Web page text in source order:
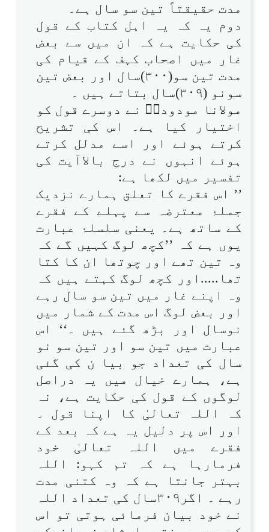
مدت حقیقتاً تین سو سال ہے۔
دوم یہ کہ یہ اہل کتاب کے قول
کی حکایت ہے کہ ان میں سے بعض
غار میں اصحاب کہف کے قیام کی
مدت تین سو(۳۰۰)سال اور بعض تین
سونو (۳۰۹)سال بتاتے ہیں ۔
مولانا مودودیؒ نے دوسرے قول کو
اختیار کیا ہے۔ اس کی تشریح
کرتے ہوئے اور اسے مدلل کرتے
ہوئے انہوں نے درج بالاآیت کی
تفسیر میں لکھا ہے:
’’ اس فقرے کا تعلق ہمارے نزدیک
جملۂ معترضہ سے پہلے کے فقرے
کے ساتھ ہے۔ یعنی سلسلۂ عبارت
یوں ہے کہ ’’کچھ لوگ کہیں گے کہ
وہ تین تھے اور چوتھا ان کا کتا
تھا.....اور کچھ لوگ کہتے ہیں کہ
وہ اپنے غار میں تین سو سال رہے
اور بعض لوگ اس مدت کے شمار میں
نوسال اور بڑھ گئے ہیں ۔‘‘ اس
عبارت میں تین سو اور تین سو نو
سال کی تعداد جو بیا ن کی گئی
ہے، ہمارے خیال میں یہ دراصل
لوگوں کے قول کی حکایت ہے، نہ
کہ اللہ تعالیٰ کا اپنا قول ۔
اور اس پر دلیل یہ ہے کہ بعد کے
فقرے میں اللہ تعالیٰ خود
فرمارہا ہے کہ تم کہو: اللہ
بہتر جانتا ہے کہ وہ کتنی مدت
رہے ۔ اگر۳۰۹سال کی تعداد اللہ
نے خود بیان فرمائی ہوتی تو اس